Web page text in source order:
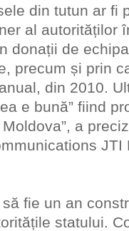
din tutun ar fi
al autorităților
donații de
precum și prin
din 2010.
e bună” fiind
a
fie un an
statului.